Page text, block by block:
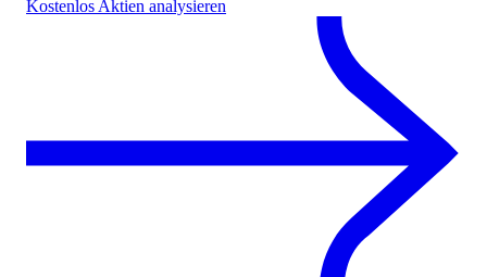
Kostenlos Aktien analysieren